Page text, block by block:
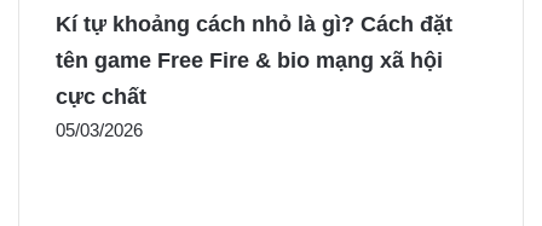
Kí tự khoảng cách nhỏ là gì? Cách đặt
tên game Free Fire & bio mạng xã hội
cực chất
05/03/2026